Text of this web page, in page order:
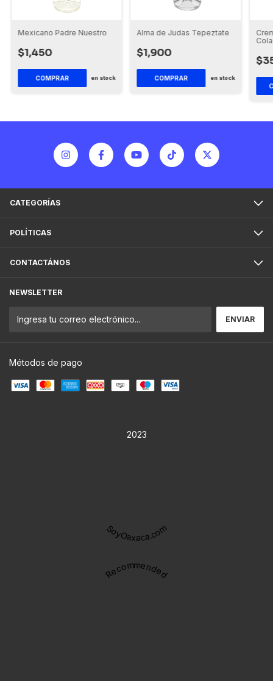
Mexicano Padre Nuestro
$1,450
en stock
Alma de Judas Tepeztate
$1,900
COMPRAR en stock
CATEGORÍAS
POLÍTICAS
CONTACTÁNOS
NEWSLETTER
Métodos de pago
2023
SoyOaxaca.com
Recommended